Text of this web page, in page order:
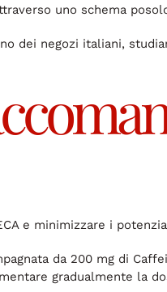
uno schema
dei negozi italiani,
e minimizzare i
da 200 mg di
gradualmente la